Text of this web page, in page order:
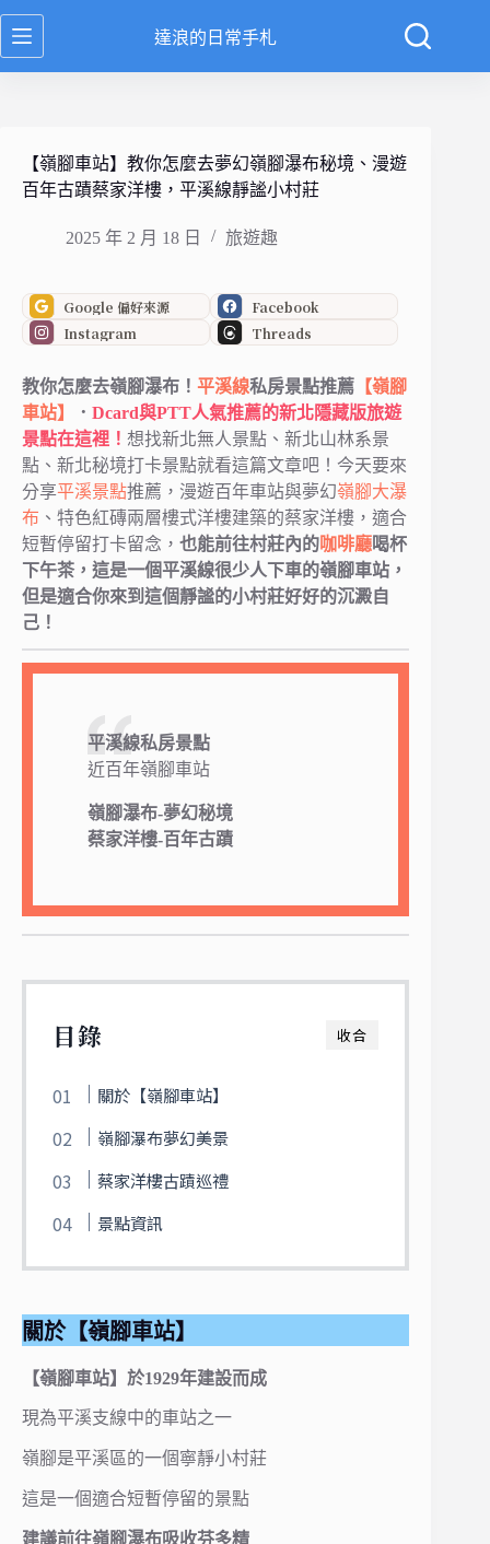
跳
至
達浪的日常手札
【嶺腳車站】教你怎麼去夢幻嶺腳瀑布秘境、漫遊
百年古蹟蔡家洋樓，平溪線靜謐小村莊
2025 年 2 月 18 日 旅遊趣
Google 偏好來源
Facebook
Instagram
Threads
教你怎麼去嶺腳瀑布！ 平溪線私房景點推薦 【嶺腳
車站】
． Dcard與PTT人氣推薦的新北隱藏版旅遊
景點在這裡！ 想找新北無人景點、新北山林系景
點、新北秘境打卡景點就看這篇文章吧！今天要來
分享平溪景點推薦，漫遊百年車站與夢幻嶺腳大瀑
布 、特色紅磚兩層樓式洋樓建築的蔡家洋樓，適合
短暫停留打卡留念， 也能前往村莊內的咖啡廳喝杯
下午茶，這是一個平溪線很少人下車的嶺腳車站，
但是適合你來到這個靜謐的小村莊好好的沉澱自
己！
平溪線私房景點
近百年嶺腳車站
嶺腳瀑布-夢幻秘境
蔡家洋樓-百年古蹟
收合
目錄
關於【嶺腳車站】
嶺腳瀑布夢幻美景
蔡家洋樓古蹟巡禮
景點資訊
關於【嶺腳車站】
【嶺腳車站】於1929年建設而成
現為平溪支線中的車站之一
嶺腳是平溪區的一個寧靜小村莊
這是一個適合短暫停留的景點
建議前往嶺腳瀑布吸收芬多精